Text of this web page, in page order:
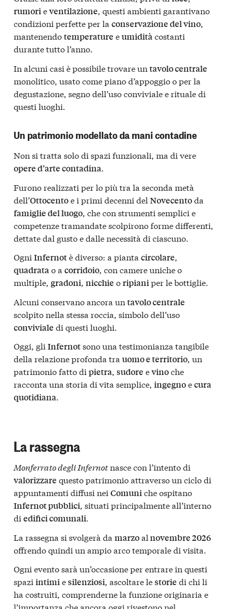
rumorieventilazione, questi ambienti garantivano
condizioni perfette per la conservazione del vino,
mantenendotemperature eumiditàcostanti
durante tutto l’anno.
In alcuni casi è possibile trovare un tavolo centrale
monolitico, usato come piano d’appoggio o per la
degustazione, segno dell’uso conviviale e rituale di
questi luoghi.
Un patrimonio modellato da mani contadine
Non si tratta solo di spazi funzionali, ma di vere
opere d’arte contadina.
Furono realizzati per lo più tra la seconda metà
dell’Ottocentoe i primi decenni del Novecentoda
famiglie del luogo , che con strumenti semplici e
competenze tramandate scolpirono forme differenti,
dettate dal gusto e dalle necessità di ciascuno.
Ogni Infernotè diverso: a pianta circolare,
quadratao a corridoio, con camere uniche o
multiple, gradoni, nicchie oripianiper le bottiglie.
Alcuni conservano ancora un tavolo centrale
scolpito nella stessa roccia, simbolo dell’uso
conviviale di questi luoghi.
Oggi, gli Infernotsono una testimonianza tangibile
della relazione profonda tra uomo e territorio, un
patrimonio fatto di pietra, sudore evinoche
racconta una storia di vita semplice, ingegnoecura
quotidiana.
La rassegna
Monferrato degli Infernotnasce con l’intento di
valorizzare questo patrimonio attraverso un ciclo di
appuntamenti diffusi nei Comuniche ospitano
Infernot pubblici, situati principalmente all’interno
di edifici comunali.
La rassegna si svolgerà da marzoalnovembre 2026
offrendo quindi un ampio arco temporale di visita.
Ogni evento sarà un’occasione per entrare in questi
spazi intimiesilenziosi, ascoltare lestorie di chi li
ha costruiti, comprenderne la funzione originaria e